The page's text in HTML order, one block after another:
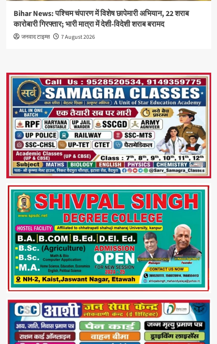
Bihar News: पश्चिम चंपारण में विशेष छापेमारी अभियान, 22 शराब
कारोबारी गिरफ्तार; भारी मात्रा में देशी-विदेशी शराब बरामद
जनवाद टाइम्स 7 August 2026